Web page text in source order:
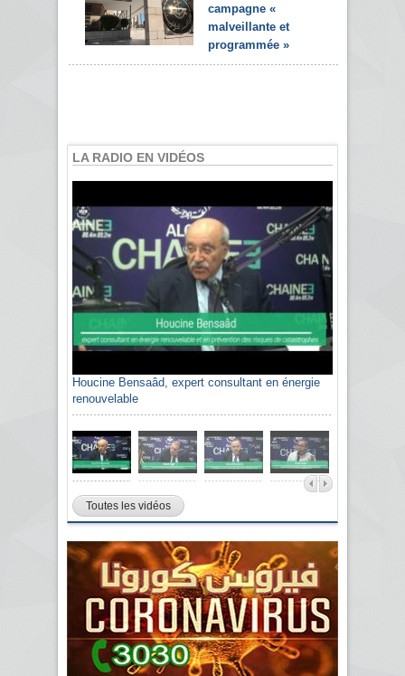
campagne «
malveillante et
programmée »
LA RADIO EN VIDÉOS
Houcine Bensaâd, expert consultant en énergie
renouvelable
Toutes les vidéos